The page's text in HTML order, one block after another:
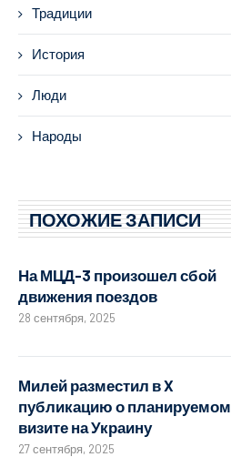
Традиции
История
Люди
Народы
ПОХОЖИЕ ЗАПИСИ
На МЦД-3 произошел сбой
движения поездов
28 сентября, 2025
Милей разместил в X
публикацию о планируемом
визите на Украину
27 сентября, 2025